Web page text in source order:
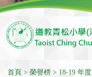
首頁 榮譽榜 18-19 年度